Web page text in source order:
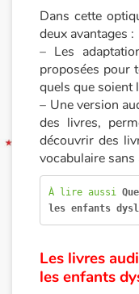
Autour de la lecture
Apprendre à lire
Livre audio
Activités et ateliers
Apprendre les langues
Nos listes de lecture
Dans cette
deux avantages :
– Les
proposées pour
quels que soient
– Une version
des livres,
découvrir des
vocabulaire
À lire aussi
les enfants
Les livres
les enfants